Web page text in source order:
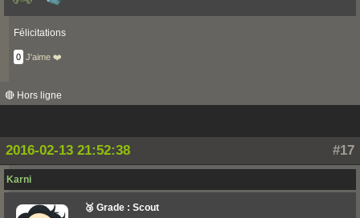
Félicitations
0 J'aime ❤️
🔴 Hors ligne
#17
2016-02-13 21:52:38
Karni
🥉 Grade : Scout